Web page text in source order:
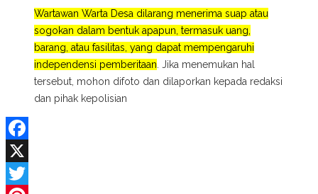
Wartawan Warta Desa dilarang menerima suap atau
sogokan dalam bentuk apapun, termasuk uang,
barang, atau fasilitas, yang dapat mempengaruhi
independensi pemberitaan . Jika menemukan hal
tersebut, mohon difoto dan dilaporkan kepada redaksi
dan pihak kepolisian
Facebook
X